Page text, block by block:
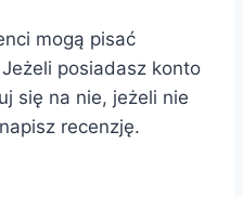
mogą pisać
posiadasz konto
się na nie, jeżeli nie
recenzję.